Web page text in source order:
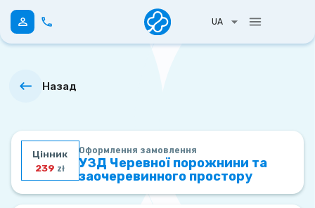
UA
Назад
Цінник
239 zł
Оформлення замовлення
УЗД Черевної порожнини та
заочеревинного простору